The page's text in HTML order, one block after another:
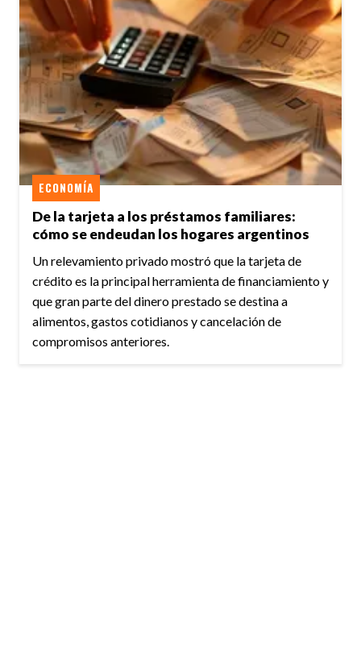
De la tarjeta a los préstamos familiares:
cómo se endeudan los hogares argentinos
ECONOMÍA
Un relevamiento privado mostró que la tarjeta de
crédito es la principal herramienta de financiamiento y
que gran parte del dinero prestado se destina a
alimentos, gastos cotidianos y cancelación de
compromisos anteriores.